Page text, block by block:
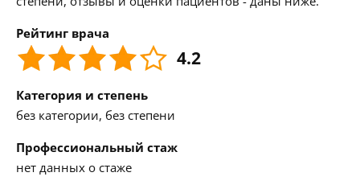
Рейтинг врача
4.2
Категория и степень
без категории, без степени
Профессиональный стаж
нет данных о стаже